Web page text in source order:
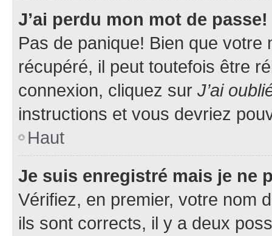
J’ai perdu mon mot de passe!
Pas de panique! Bien que
récupéré, il peut toutefois être
connexion, cliquez sur J’ai
instructions et vous devriez
Haut
Je suis enregistré mais je ne
Vérifiez, en premier, votre nom
ils sont corrects, il y a deux